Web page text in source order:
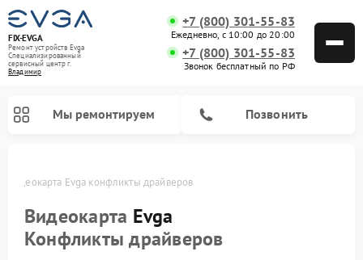
FIX-EVGA
Ремонт устройств Evga
Специализированный
cервисный центр г.
Владимир
+7 (800) 301-55-83
Ежедневно, с 10:00 до 20:00
+7 (800) 301-55-83
Звонок бесплатный по РФ
Мы ремонтируем Позвонить
Видеокарта Evga конфликты драйверов
Видеокарта Evga
Конфликты драйверов